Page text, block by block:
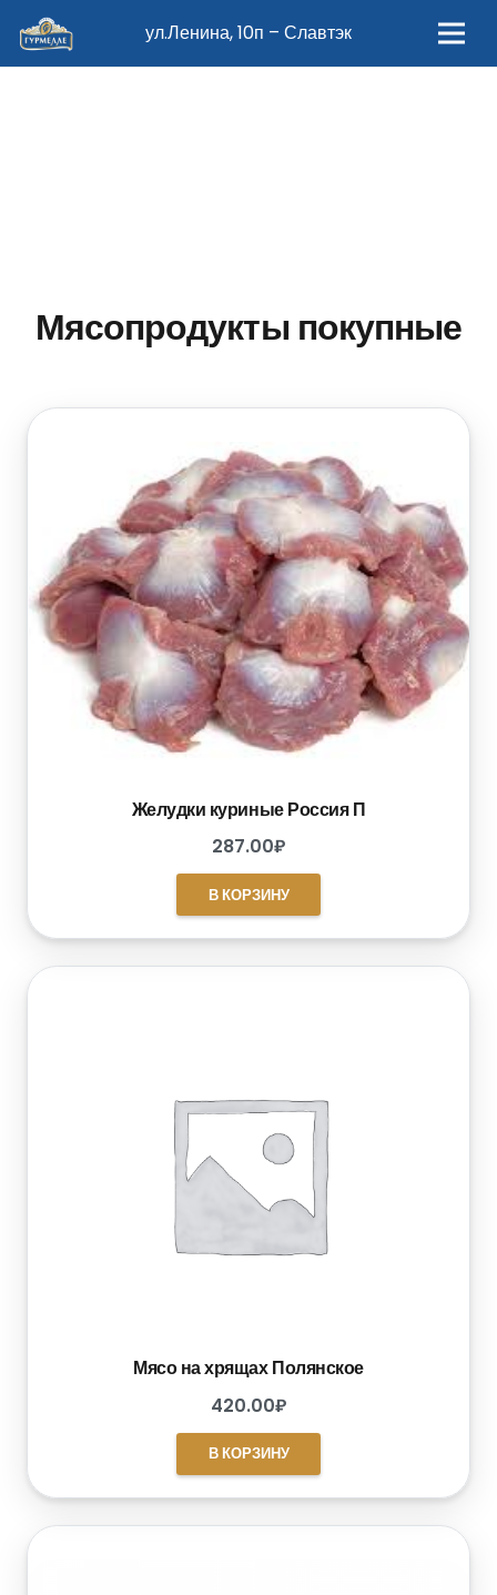
ул.Ленина, 10п – Славтэк
Мясопродукты покупные
Желудки куриные Россия П
287.00₽
В КОРЗИНУ
Мясо на хрящах Полянское
420.00₽
В КОРЗИНУ